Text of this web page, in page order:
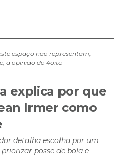
espaço não representam,
a opinião do 4oito
explica por que
Irmer como
detalha escolha por um
posse de bola e